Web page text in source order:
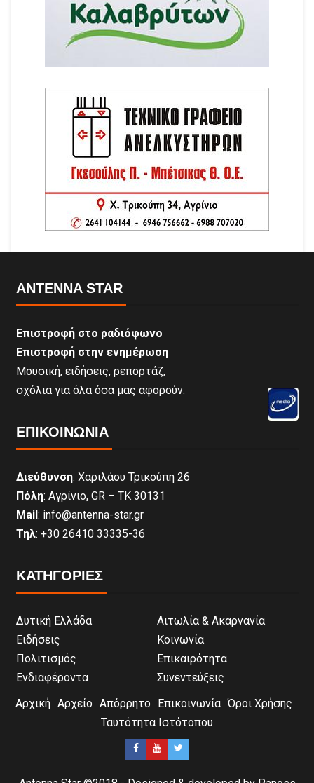
ANTENNA STAR
Επιστροφή στο ραδιόφωνο
Επιστροφή στην ενημέρωση
Μουσική, ειδήσεις, ρεπορτάζ,
σχόλια για όλα όσα μας αφορούν.
ΕΠΙΚΟΙΝΩΝΊΑ
Διεύθυνση: Χαριλάου Τρικούπη 26
Πόλη: Αγρίνιο, GR – ΤΚ 30131
Mail : info@antenna-star.gr
Τηλ: +30 26410 33335-36
ΚΑΤΗΓΟΡΙΕΣ
Δυτική Ελλάδα
Αιτωλία & Ακαρνανία
Ειδήσεις
Κοινωνία
Πολιτισμός
Επικαιρότητα
Ενδιαφέροντα
Συνεντεύξεις
Αρχική Αρχείο Απόρρητο Επικοινωνία Όροι Χρήσης
Ταυτότητα Ιστότοπου